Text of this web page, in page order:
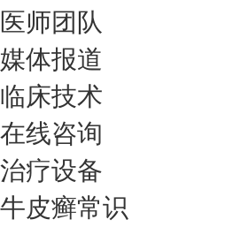
医师团队
媒体报道
临床技术
在线咨询
治疗设备
牛皮癣常识